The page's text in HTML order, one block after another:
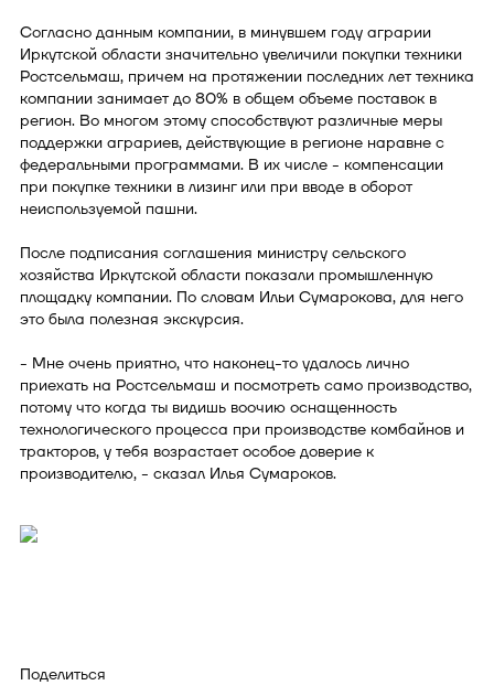
Согласно данным компании, в минувшем году аграрии
Иркутской области значительно увеличили покупки техники
Ростсельмаш, причем на протяжении последних лет техника
компании занимает до 80% в общем объеме поставок в
регион. Во многом этому способствуют различные меры
поддержки аграриев, действующие в регионе наравне с
федеральными программами. В их числе - компенсации
при покупке техники в лизинг или при вводе в оборот
неиспользуемой пашни.
После подписания соглашения министру сельского
хозяйства Иркутской области показали промышленную
площадку компании. По словам Ильи Сумарокова, для него
это была полезная экскурсия.
- Мне очень приятно, что наконец-то удалось лично
приехать на Ростсельмаш и посмотреть само производство,
потому что когда ты видишь воочию оснащенность
технологического процесса при производстве комбайнов и
тракторов, у тебя возрастает особое доверие к
производителю, - сказал Илья Сумароков.
Поделиться